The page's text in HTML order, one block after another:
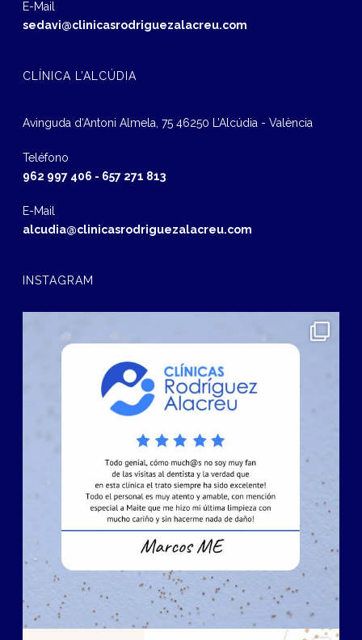
E-Mail
sedavi@clinicasrodriguezalacreu.com
CLÍNICA L’ALCÚDIA
Avinguda d‘Antoni Almela, 75 46250 L’Alcúdia - València
Teléfono
962 997 406 - 657 271 813
E-Mail
alcudia@clinicasrodriguezalacreu.com
INSTAGRAM